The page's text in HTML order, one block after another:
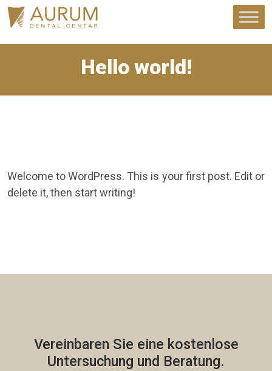
Hello world!
Welcome to WordPress. This is your first post. Edit or
delete it, then start writing!
Vereinbaren Sie eine kostenlose
Untersuchung und Beratung.